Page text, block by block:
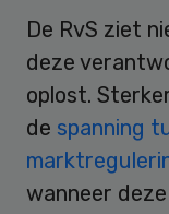
De RvS ziet
deze
oplost.
de spanning
wanneer